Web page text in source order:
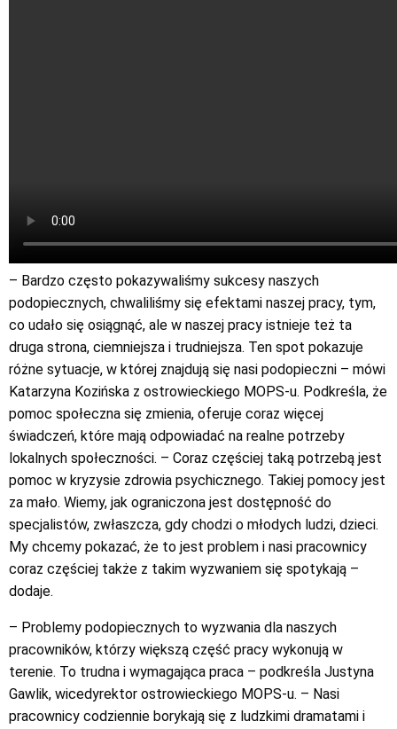
– Bardzo często pokazywaliśmy sukcesy naszych
podopiecznych, chwaliliśmy się efektami naszej pracy, tym,
co udało się osiągnąć, ale w naszej pracy istnieje też ta
druga strona, ciemniejsza i trudniejsza. Ten spot pokazuje
różne sytuacje, w której znajdują się nasi podopieczni – mówi
Katarzyna Kozińska z ostrowieckiego MOPS-u. Podkreśla, że
pomoc społeczna się zmienia, oferuje coraz więcej
świadczeń, które mają odpowiadać na realne potrzeby
lokalnych społeczności. – Coraz częściej taką potrzebą jest
pomoc w kryzysie zdrowia psychicznego. Takiej pomocy jest
za mało. Wiemy, jak ograniczona jest dostępność do
specjalistów, zwłaszcza, gdy chodzi o młodych ludzi, dzieci.
My chcemy pokazać, że to jest problem i nasi pracownicy
coraz częściej także z takim wyzwaniem się spotykają –
dodaje.
– Problemy podopiecznych to wyzwania dla naszych
pracowników, którzy większą część pracy wykonują w
terenie. To trudna i wymagająca praca – podkreśla Justyna
Gawlik, wicedyrektor ostrowieckiego MOPS-u. – Nasi
pracownicy codziennie borykają się z ludzkimi dramatami i